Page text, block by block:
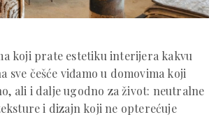
koji prate estetiku interijera kakvu
sve češće viđamo u domovima koji
ali i dalje ugodno za život: neutralne
i dizajn koji ne opterećuje